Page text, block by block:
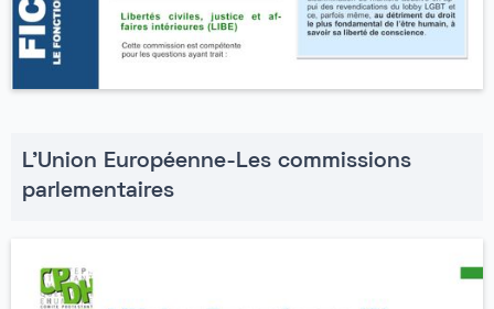
L'Union Européenne-Les commissions
parlementaires